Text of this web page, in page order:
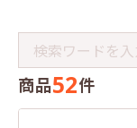
商品52件